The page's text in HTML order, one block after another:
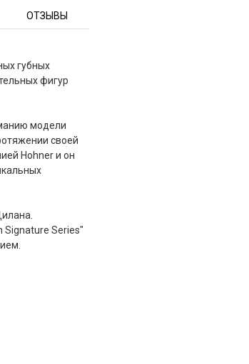
ОТЗЫВЫ
губных
фигур
модели
своей
Hohner и он
Signature Series"